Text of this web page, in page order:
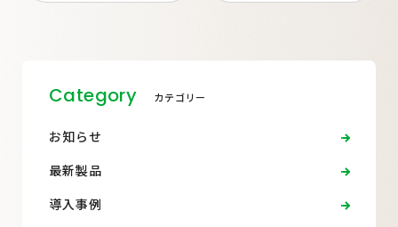
Category カテゴリー
お知らせ
最新製品
導入事例